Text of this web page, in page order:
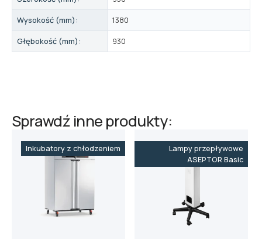
Wysokość (mm):
1380
Głębokość (mm):
930
Sprawdź inne produkty:
Inkubatory z chłodzeniem
Lampy przepływowe
ASEPTOR Basic